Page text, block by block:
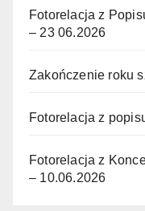
Fotorelacja z
– 23 06.2026
Zakończenie roku
Fotorelacja z
Fotorelacja z
– 10.06.2026